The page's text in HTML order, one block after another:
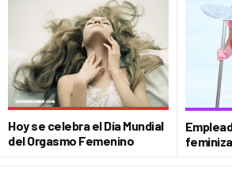
SOCIEDAD
CULTURIZANDO.COM
Hoy se celebra el Día Mundial
del Orgasmo Femenino